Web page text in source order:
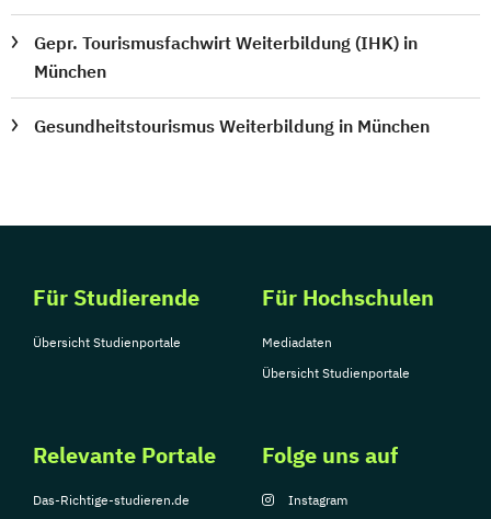
Gepr. Tourismusfachwirt Weiterbildung (IHK) in
München
Gesundheitstourismus Weiterbildung in München
Für Studierende
Übersicht Studienportale
Für Hochschulen
Mediadaten
Übersicht Studienportale
Relevante Portale
Das-Richtige-studieren.de
Folge uns auf
Instagram